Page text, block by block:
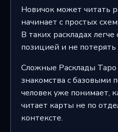
Новичок может читать
начинает с простых
В таких раскладах легче
позицией и не
Сложные Расклады Таро
знакомства с базовыми
человек уже понимает,
читает карты не по
контексте.